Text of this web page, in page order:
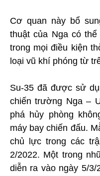
Cơ quan này bổ
thuật của Nga có
trong mọi điều kiện
loại vũ khí phóng từ
Su-35 đã được sử
chiến trường Nga –
phá hủy phòng
máy bay chiến đấu.
chủ lực trong các
2/2022. Một trong
diễn ra vào ngày 5/